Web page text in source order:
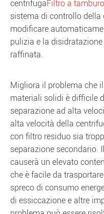
centrifugaFiltro a tamburo
sistema di controllo della
modificare
pulizia e la
raffinata.
Migliora il problema che
materiali solidi è difficile
separazione ad alta
alta velocità della
con filtro residuo sia
separazione secondario.
causerà un elevato
che è facile da
spreco di consumo
di essiccazione e altre